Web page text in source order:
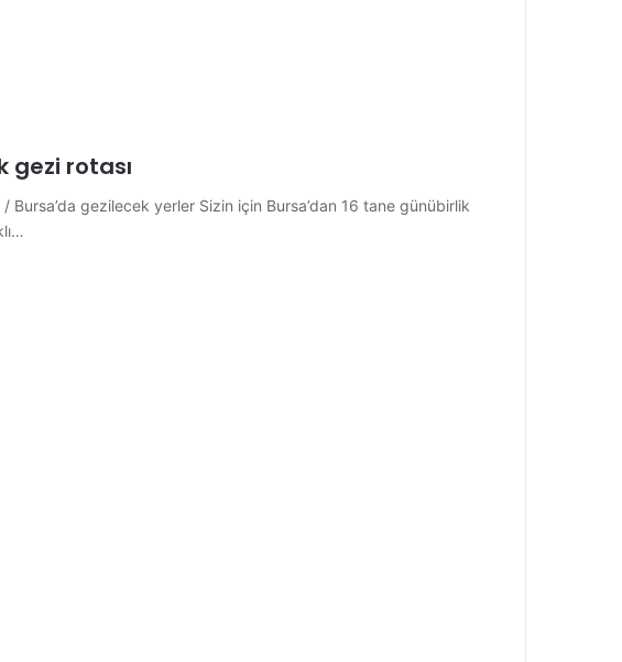
gezi rotası
Bursa’da gezilecek yerler Sizin için Bursa’dan 16 tane günübirlik